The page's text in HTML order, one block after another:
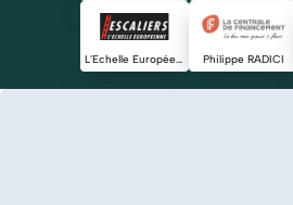
L'Echelle Européenne Philippe RADICI